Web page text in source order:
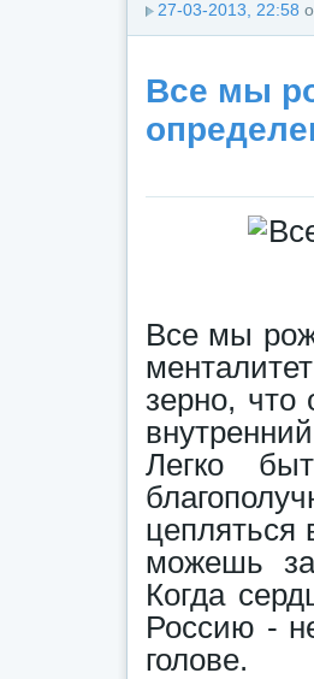
27-03-2013, 22:58
Все мы
Все мы
зерно, что
Легко
цепляться
можешь
Когда
Россию -
голове.